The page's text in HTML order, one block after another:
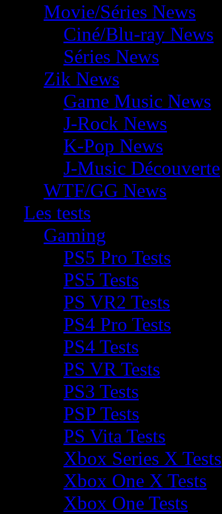
Movie/Séries News
Ciné/Blu-ray News
Séries News
Zik News
Game Music News
J-Rock News
K-Pop News
J-Music Découverte
WTF/GG News
Les tests
Gaming
PS5 Pro Tests
PS5 Tests
PS VR2 Tests
PS4 Pro Tests
PS4 Tests
PS VR Tests
PS3 Tests
PSP Tests
PS Vita Tests
Xbox Series X Tests
Xbox One X Tests
Xbox One Tests